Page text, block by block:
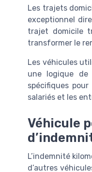
Les trajets
exceptionnel
trajet domicile
transformer le
Les véhicules
une logique de
spécifiques
salariés et les
Véhicule
L’indemnité
d’autres